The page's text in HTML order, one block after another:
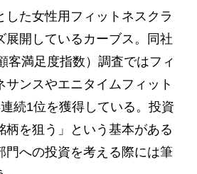
た女性用フィットネスクラ
展開しているカーブス。同社
客満足度指数）調査ではフィ
サンスやエニタイムフィット
続1位を獲得している。投資
柄を狙う」という基本がある
門への投資を考える際には筆